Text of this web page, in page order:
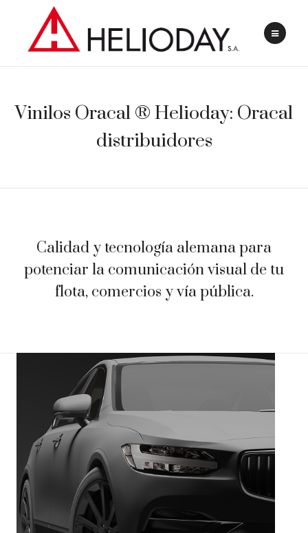
Vinilos Oracal ® Helioday: Oracal
distribuidores
Calidad y tecnología alemana para
potenciar la comunicación visual de tu
flota, comercios y vía pública.